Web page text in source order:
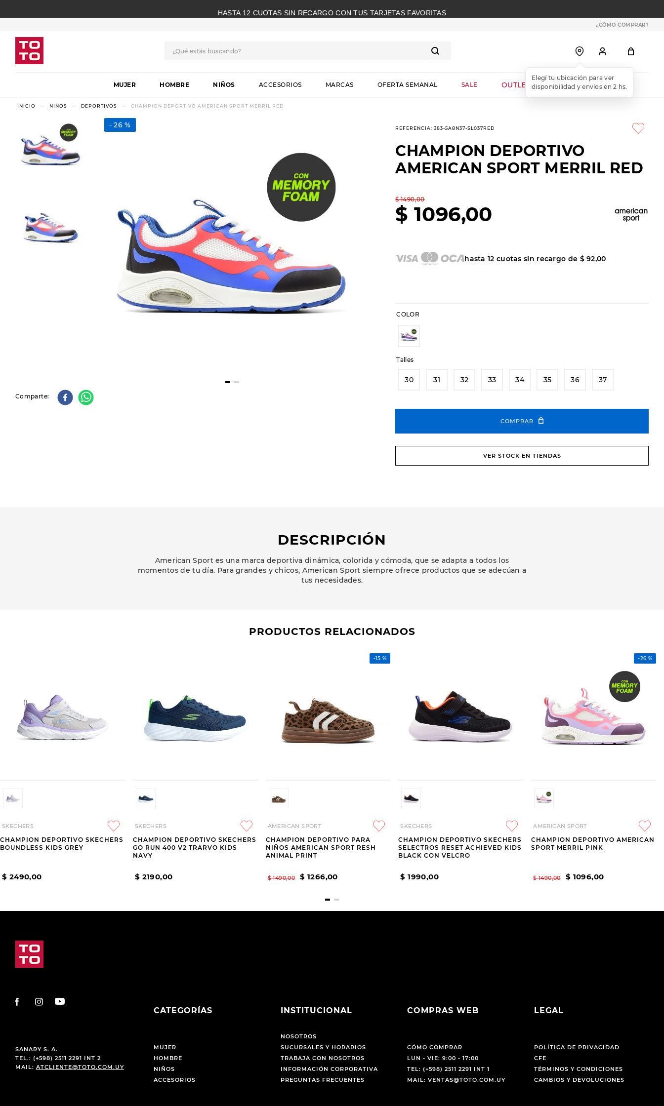
HASTA 12 CUOTAS SIN RECARGO CON TUS TARJETAS FAVORITAS
¿CÓMO COMPRAR?
MUJER HOMBRE NIÑOS ACCESORIOS MARCAS OFERTA SEMANAL SALE OUTLET WEB
NIÑOS DEPORTIVOS CHAMPION DEPORTIVO AMERICAN SPORT MERRIL RED
26 %
Comparte
REFERENCIA:383-5A8N37-SL037RED
CHAMPION DEPORTIVO
AMERICAN SPORT MERRIL RED
$ 1490,00
$ 1096,00
hasta12 cuotas sin recargo de $ 92,00
COLOR
Talles
30 31 32 33 34 35 36 37
COMPRAR
VER STOCK EN TIENDAS
DESCRIPCIÓN
American Sport es una marca deportiva dinámica, colorida y cómoda, que se adapta a todos los
momentos de tu día. Para grandes y chicos, American Sport siempre ofrece productos que se adecúan a
tus necesidades.
PRODUCTOS RELACIONADOS
SKECHERS
CHAMPION DEPORTIVO SKECHERS
BOUNDLESS KIDS GREY
$ 2490,00
SKECHERS
CHAMPION DEPORTIVO SKECHERS
GO RUN 400 V2 TRARVO KIDS
NAVY
$ 2190,00
-15 %
AMERICAN SPORT
CHAMPION DEPORTIVO PARA
NIÑOS AMERICAN SPORT RESH
ANIMAL PRINT
$ 1490,00 $ 1266,00
SKECHERS
CHAMPION DEPORTIVO SKECHERS
SELECTROS RESET ACHIEVED KIDS
BLACK CON VELCRO
$ 1990,00
-26 %
AMERICAN SPORT
CHAMPION DEPORTIVO AMERICAN
SPORT MERRIL PINK
$ 1490,00 $ 1096,00
SANARY S. A.
TEL.: (+598) 2511 2291 INT 2
MAIL: ATCLIENTE@TOTO.COM.UY
CATEGORÍAS
MUJER
HOMBRE
NIÑOS
ACCESORIOS
INSTITUCIONAL
NOSOTROS
SUCURSALES Y HORARIOS
TRABAJA CON NOSOTROS
INFORMACIÓN CORPORATIVA
PREGUNTAS FRECUENTES
COMPRAS WEB
CÓMO COMPRAR
LUN - VIE: 9:00 - 17:00
TEL: (+598) 2511 2291 INT 1
MAIL: VENTAS@TOTO.COM.UY
LEGAL
POLÍTICA DE PRIVACIDAD
CFE
TÉRMINOS Y CONDICIONES
CAMBIOS Y DEVOLUCIONES
1.
botas
2.
skechers
3.
9.
slip-ins
10. botas dama